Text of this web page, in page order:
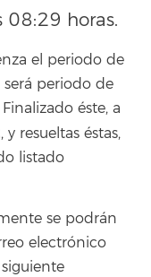
horas.
el periodo de
periodo de
éste, a
, y resueltas éstas,
listado
se podrán
electrónico